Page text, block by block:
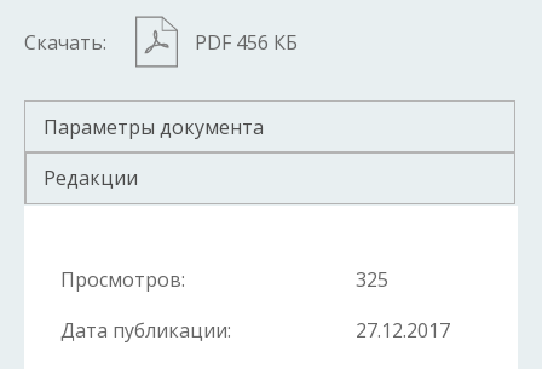
Скачать: PDF 456 КБ
Параметры документа
Редакции
Просмотров:
325
Дата публикации:
27.12.2017